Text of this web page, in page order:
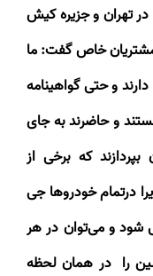
تهران و جزیره کیش
خاص گفت: ما
و حتی گواهینامه
و حاضرند به جای
بپردازند که برخی از
درتمام خودروها جی
و می‌توان در هر
را در همان لحظه